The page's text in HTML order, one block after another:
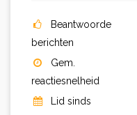
Beantwoorde
berichten
Gem.
reactiesnelheid
Lid sinds